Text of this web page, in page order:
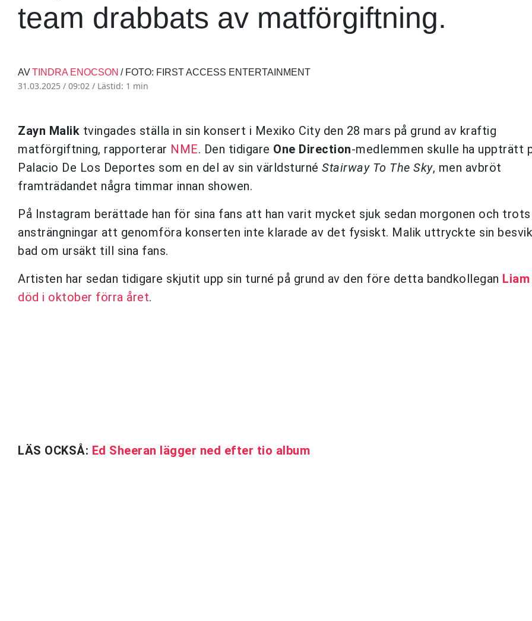
team drabbats av matförgiftning.
AVTINDRA ENOCSON / FOTO: FIRST ACCESS ENTERTAINMENT
31.03.2025 / 09:02 / Lästid: 1 min
Zayn Malik tvingades ställa in sin konsert i Mexiko City den 28 mars på grund av kraftig
matförgiftning, rapporterar NME. Den tidigare One Direction-medlemmen skulle ha uppträtt
Palacio De Los Deportes som en del av sin världsturné Stairway To The Sky, men avbröt
framträdandet några timmar innan showen.
På Instagram berättade han för sina fans att han varit mycket sjuk sedan morgonen och trots
ansträngningar att genomföra konserten inte klarade av det fysiskt. Malik uttryckte sin
bad om ursäkt till sina fans.
Artisten har sedan tidigare skjutit upp sin turné på grund av den före detta bandkollegan
död i oktober förra året.
LÄS OCKSÅ: Ed Sheeran lägger ned efter tio album